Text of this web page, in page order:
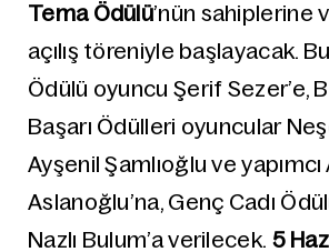
Tema Ödülü’nün sahiplerine
açılış töreniyle başlayacak.
Ödülü oyuncu Şerif Sezer’e,
Başarı Ödülleri oyuncular
Ayşenil Şamlıoğlu ve
Aslanoğlu’na, Genç Cadı
Nazlı Bulum’a verilecek. 5